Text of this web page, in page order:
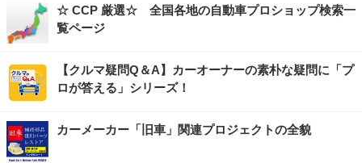
☆ CCP 厳選☆ 全国各地の自動車プロショップ検索一
覧ページ
【クルマ疑問Q＆A】カーオーナーの素朴な疑問に「プ
ロが答える」シリーズ！
カーメーカー「旧車」関連プロジェクトの全貌